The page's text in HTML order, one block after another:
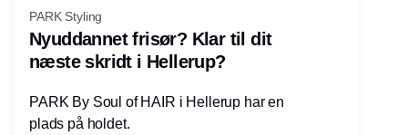
PARK Styling
Nyuddannet frisør? Klar til dit
næste skridt i Hellerup?
PARK By Soul of HAIR i Hellerup har en
plads på holdet.